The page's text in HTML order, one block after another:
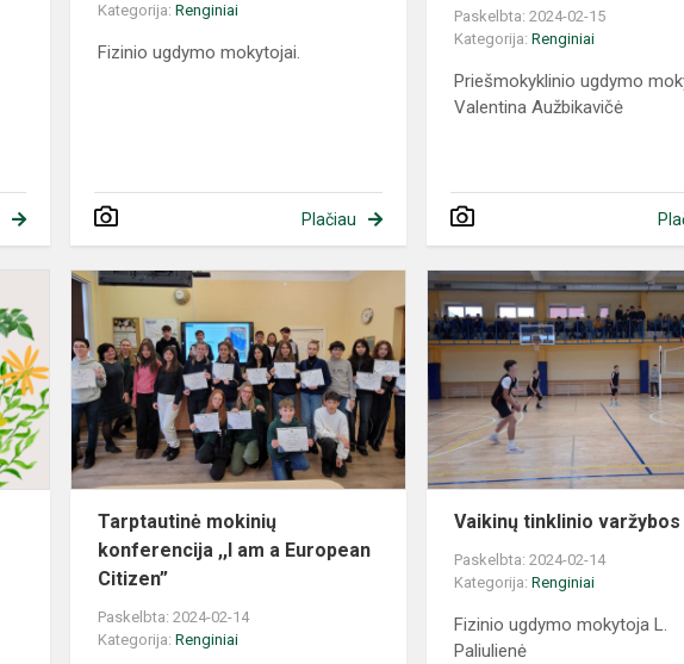
Kategorija:Renginiai
Fizinio ugdymo mokytojai.
Plačiau
Paskelbta: 2024-02-15
Kategorija:Renginiai
Priešmokyklinio ugdymo
Valentina Aužbikavičė
Tarptautinė mokinių
konferencija ,,I am a European
Citizen”
Paskelbta: 2024-02-14
Kategorija:Renginiai
Vaikinų tinklinio varžybos
Paskelbta: 2024-02-14
Kategorija:Renginiai
Fizinio ugdymo mokytoja L.
Paliulienė